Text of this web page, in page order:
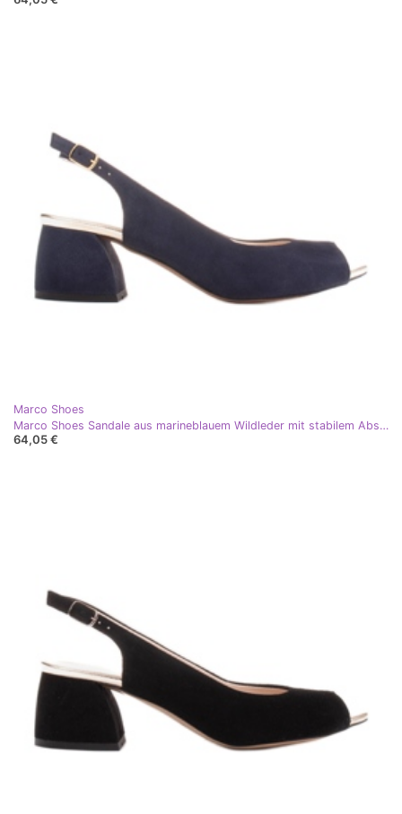
Marco Shoes
Marco Shoes Sandale aus marineblauem Wildleder mit stabilem Absatz
64,05 €